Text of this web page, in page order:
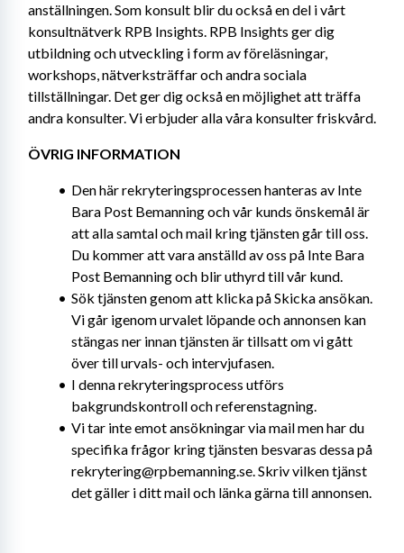
anställningen. Som konsult blir du också en del i vårt
konsultnätverk RPB Insights. RPB Insights ger dig
utbildning och utveckling i form av föreläsningar,
workshops, nätverksträffar och andra sociala
tillställningar. Det ger dig också en möjlighet att träffa
andra konsulter. Vi erbjuder alla våra konsulter friskvård.
ÖVRIG INFORMATION
Den här rekryteringsprocessen hanteras av Inte
Bara Post Bemanning och vår kunds önskemål är
att alla samtal och mail kring tjänsten går till oss.
Du kommer att vara anställd av oss på Inte Bara
Post Bemanning och blir uthyrd till vår kund.
Sök tjänsten genom att klicka på Skicka ansökan.
Vi går igenom urvalet löpande och annonsen kan
stängas ner innan tjänsten är tillsatt om vi gått
över till urvals- och intervjufasen.
I denna rekryteringsprocess utförs
bakgrundskontroll och referenstagning.
Vi tar inte emot ansökningar via mail men har du
specifika frågor kring tjänsten besvaras dessa på
rekrytering@rpbemanning.se. Skriv vilken tjänst
det gäller i ditt mail och länka gärna till annonsen.